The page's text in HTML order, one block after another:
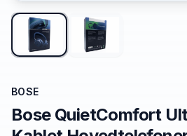
BOSE
Bose QuietComfort